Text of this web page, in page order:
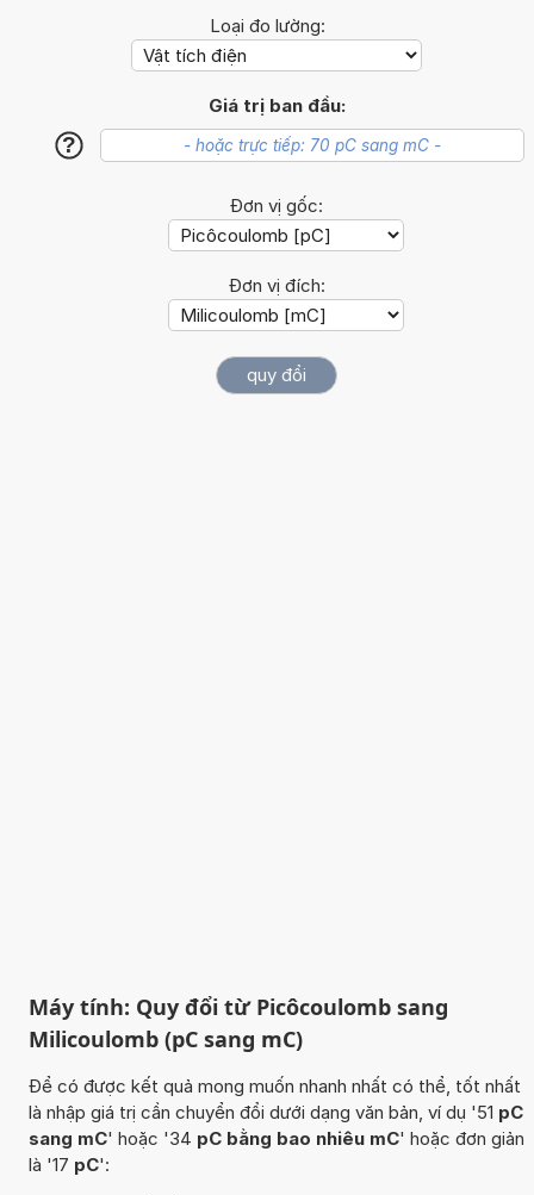
Loại đo lường:
Giá trị ban đầu:
?
Đơn vị gốc:
Đơn vị đích:
Máy tính: Quy đổi từ Picôcoulomb sang
Milicoulomb (pC sang mC)
Để có được kết quả mong muốn nhanh nhất có thể, tốt nhất
là nhập giá trị cần chuyển đổi dưới dạng văn bản, ví dụ '51 pC
sang mC' hoặc '34 pC bằng bao nhiêu mC' hoặc đơn giản
là '17 pC':